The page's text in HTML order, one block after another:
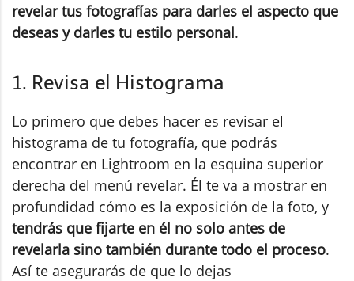
revelar tus fotografías para darles el aspecto que
deseas y darles tu estilo personal.
1. Revisa el Histograma
Lo primero que debes hacer es revisar el
histograma de tu fotografía, que podrás
encontrar en Lightroom en la esquina superior
derecha del menú revelar. Él te va a mostrar en
profundidad cómo es la exposición de la foto, y
tendrás que fijarte en él no solo antes de
revelarla sino también durante todo el proceso.
Así te asegurarás de que lo dejas